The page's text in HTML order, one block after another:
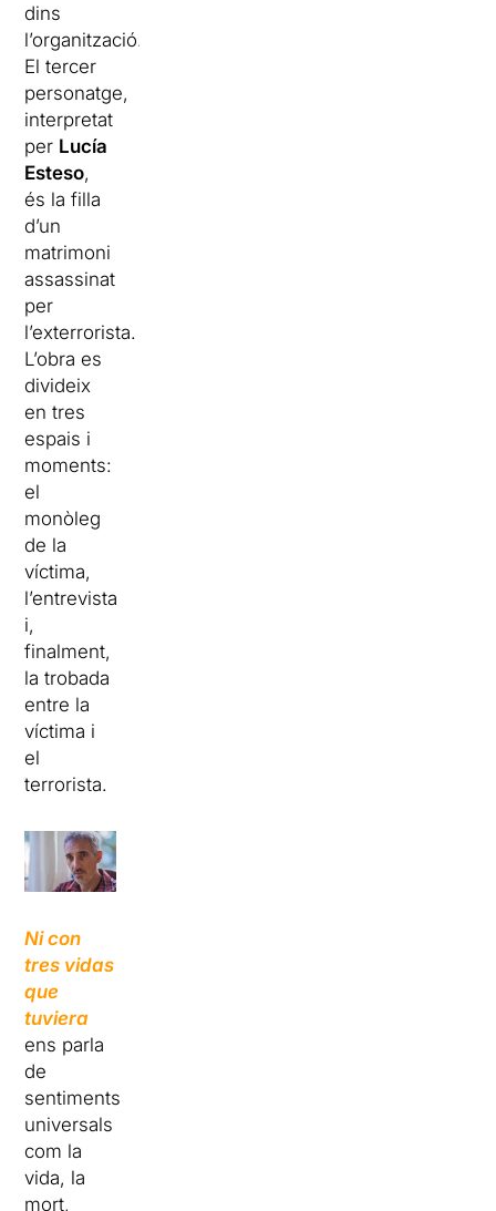
dins
l’organització.
El tercer
personatge,
interpretat
per Lucía
Esteso,
és la filla
d’un
matrimoni
assassinat
per
l’exterrorista.
L’obra es
divideix
en tres
espais i
moments:
el
monòleg
de la
víctima,
l’entrevista
i,
finalment,
la trobada
entre la
víctima i
el
terrorista.
Ni con
tres vidas
que
tuviera
ens parla
de
sentiments
universals
com la
vida, la
mort,